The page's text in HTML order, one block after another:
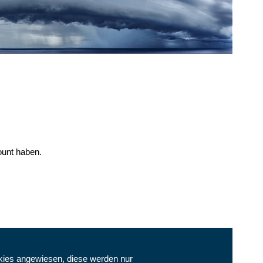
haben.
angewiesen, diese werden nur